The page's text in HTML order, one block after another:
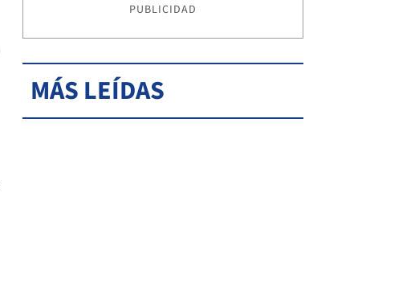
PUBLICIDAD
MÁS LEÍDAS